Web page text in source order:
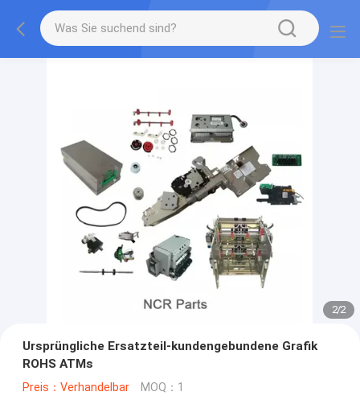
2/2
Ursprüngliche Ersatzteil-kundengebundene Grafik
ROHS ATMs
Preis：Verhandelbar MOQ：1